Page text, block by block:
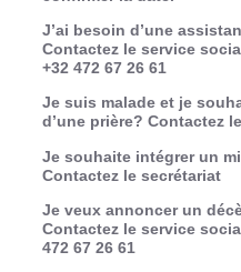
J’ai besoin d’une
Contactez le service
+32 472 67 26 61
Je suis malade et je
d’une prière? Contactez
Je souhaite intégrer un
Contactez le secrétariat
Je veux annoncer un
Contactez le service
472 67 26 61